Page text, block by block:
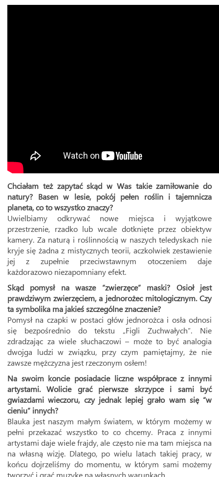
Chciałam też zapytać skąd w Was takie zamiłowanie do
natury? Basen w lesie, pokój pełen roślin i tajemnicza
planeta, co to wszystko znaczy?
Uwielbiamy odkrywać nowe miejsca i wyjątkowe
przestrzenie, rzadko lub wcale dotknięte przez obiektyw
kamery. Za naturą i roślinnością w naszych teledyskach nie
kryje się żadna z mistycznych teorii, aczkolwiek zestawienie
jej z zupełnie przeciwstawnym otoczeniem daje
każdorazowo niezapomniany efekt.
Skąd pomysł na wasze “zwierzęce” maski? Osioł jest
prawdziwym zwierzęciem, a jednorożec mitologicznym. Czy
ta symbolika ma jakieś szczególne znaczenie?
Pomysł na czapki w postaci głów jednorożca i osła odnosi
się bezpośrednio do tekstu „Figli Zuchwałych”. Nie
zdradzając za wiele słuchaczowi – może to być analogia
dwojga ludzi w związku, przy czym pamiętajmy, że nie
zawsze mężczyzna jest rzeczonym osłem!
Na swoim koncie posiadacie liczne współprace z innymi
artystami. Wolicie grać pierwsze skrzypce i sami być
gwiazdami wieczoru, czy jednak lepiej grało wam się “w
cieniu” innych?
Blauka jest naszym małym światem, w którym możemy w
pełni przekazać wszystko to co chcemy. Praca z innymi
artystami daje wiele frajdy, ale często nie ma tam miejsca na
na własną wizję. Dlatego, po wielu latach takiej pracy, w
końcu dojrzeliśmy do momentu, w którym sami możemy
tworzyć i grać muzykę na własnych warunkach.